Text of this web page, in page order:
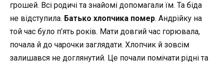
грошей. Всі родичі та знайомі допомагали їм. Та біда
не відступила. Батько хлопчика помер. Андрійку на
той час було п’ять років. Мати довгий час горювала,
почала й до чарочки заглядати. Хлопчик й зовсім
залишався не доглянутий. Це почали помічати рідні та